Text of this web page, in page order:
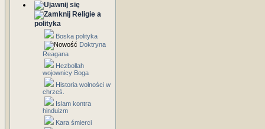
Religie a
polityka
Boska polityka
Doktryna
Reagana
Hezbollah
wojownicy Boga
Historia wolności w
chrześ.
Islam kontra
hinduizm
Kara śmierci